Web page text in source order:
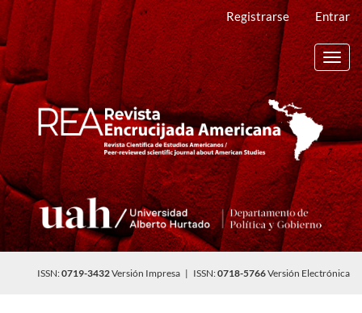
Navegación
principal
Contenido
principal
Barra
lateral
Registrarse Entrar
ISSN:0719-3432Versión Impresa | ISSN:0718-5766Versión Electrónica